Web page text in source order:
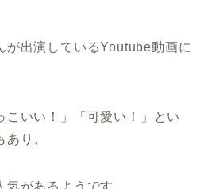
が出演しているYoutube動画に
こいい！」「可愛い！」とい
り、
があるようです。